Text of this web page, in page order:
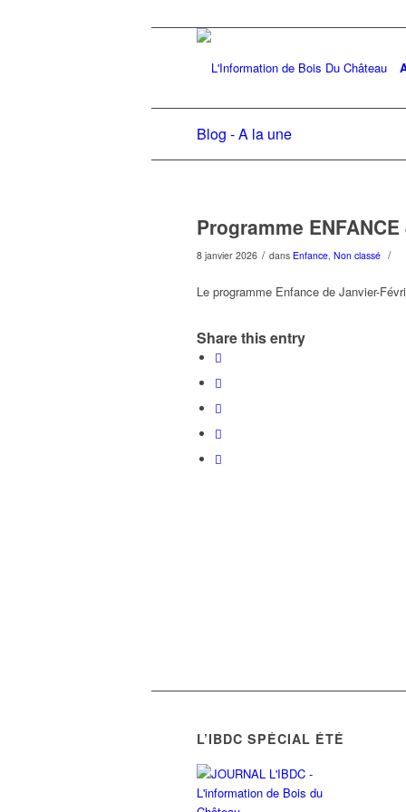
Blog - A la une
Programme
8 janvier 2026 / dans Enfance, Non classé /
Le programme Enfance de Janvier-
Share this entry
L’IBDC SPÉCIAL ÉTÉ